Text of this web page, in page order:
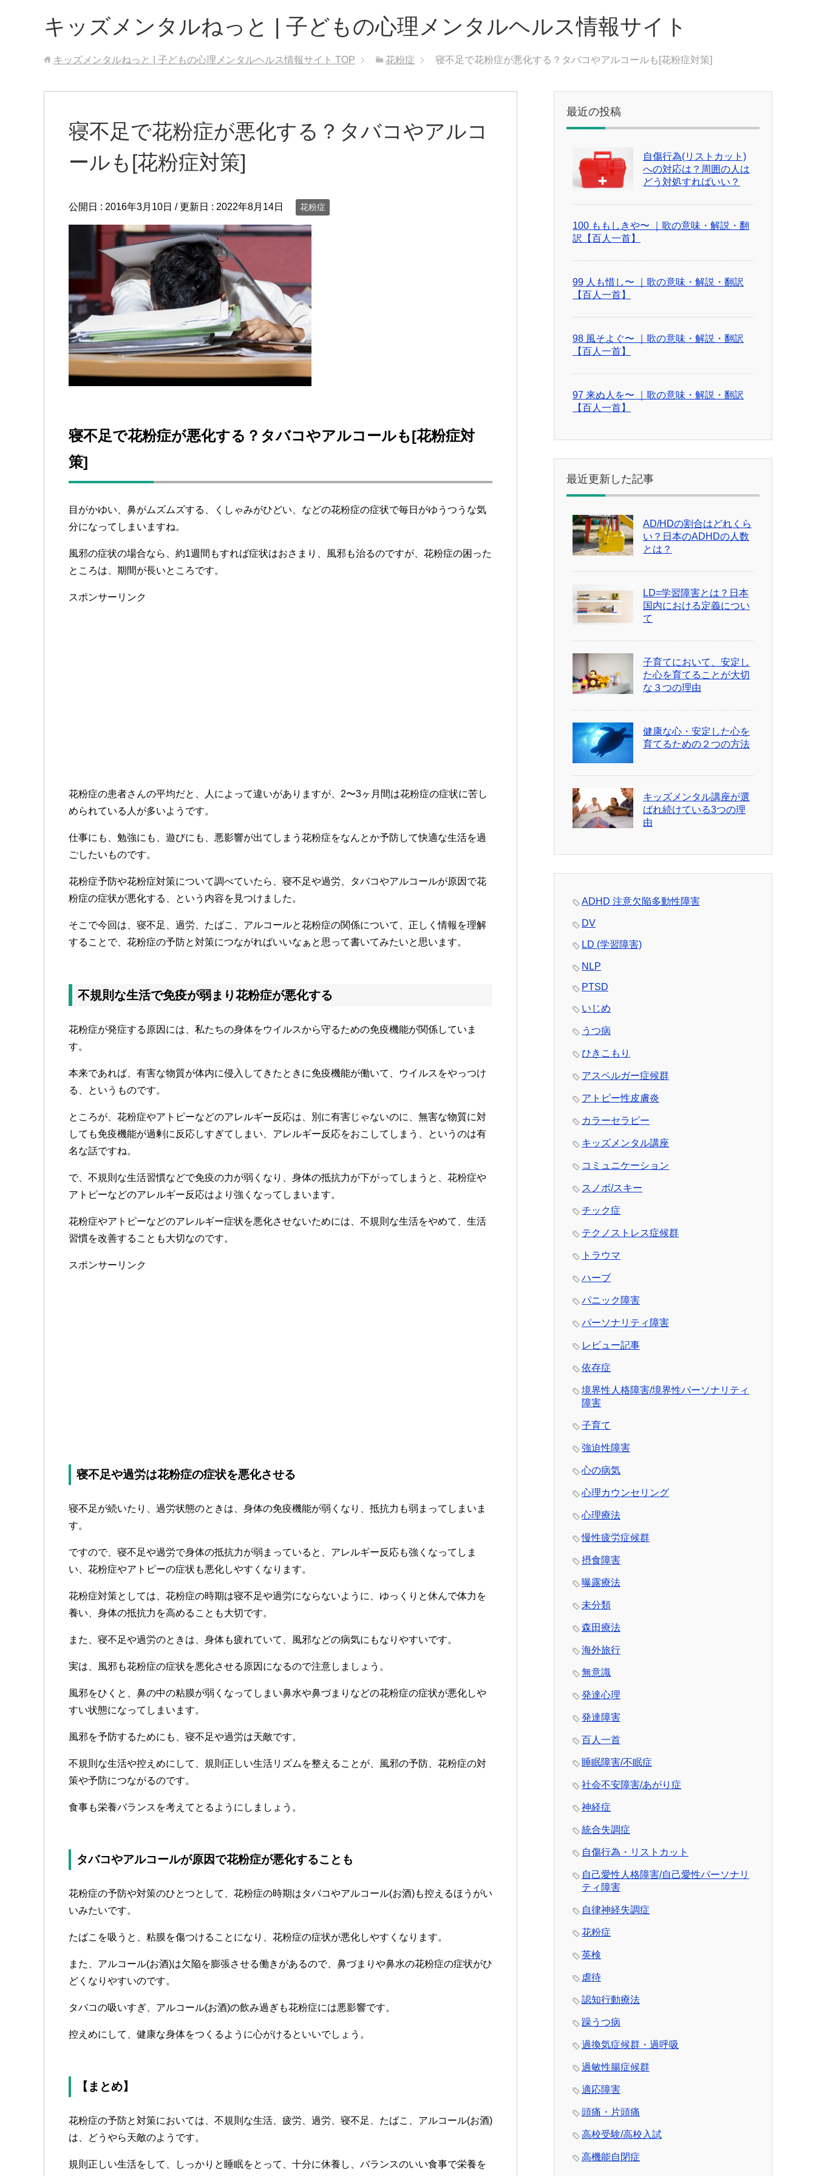
キッズメンタルねっと | 子どもの心理メンタルヘルス情報サイト
キッズメンタルねっと | 子どもの心理メンタルヘルス情報サイト TOP 花粉症 寝不足で花粉症が悪化する？タバコやアルコールも[花粉症対策]
寝不足で花粉症が悪化する？タバコやアルコ
ールも[花粉症対策]
公開日 : 2016年3月10日 / 更新日 : 2022年8月14日 花粉症
寝不足で花粉症が悪化する？タバコやアルコールも[花粉症対
策]
目がかゆい、鼻がムズムズする、くしゃみがひどい、などの花粉症の症状で毎日がゆうつうな気
分になってしまいますね。
風邪の症状の場合なら、約1週間もすれば症状はおさまり、風邪も治るのですが、花粉症の困った
ところは、期間が長いところです。
スポンサーリンク
花粉症の患者さんの平均だと、人によって違いがありますが、2〜3ヶ月間は花粉症の症状に苦し
められている人が多いようです。
仕事にも、勉強にも、遊びにも、悪影響が出てしまう花粉症をなんとか予防して快適な生活を過
ごしたいものです。
花粉症予防や花粉症対策について調べていたら、寝不足や過労、タバコやアルコールが原因で花
粉症の症状が悪化する、という内容を見つけました。
そこで今回は、寝不足、過労、たばこ、アルコールと花粉症の関係について、正しく情報を理解
することで、花粉症の予防と対策につながればいいなぁと思って書いてみたいと思います。
不規則な生活で免疫が弱まり花粉症が悪化する
花粉症が発症する原因には、私たちの身体をウイルスから守るための免疫機能が関係していま
す。
本来であれば、有害な物質が体内に侵入してきたときに免疫機能が働いて、ウイルスをやっつけ
る、というものです。
ところが、花粉症やアトピーなどのアレルギー反応は、別に有害じゃないのに、無害な物質に対
しても免疫機能が過剰に反応しすぎてしまい、アレルギー反応をおこしてしまう、というのは有
名な話ですね。
で、不規則な生活習慣などで免疫の力が弱くなり、身体の抵抗力が下がってしまうと、花粉症や
アトピーなどのアレルギー反応はより強くなってしまいます。
花粉症やアトピーなどのアレルギー症状を悪化させないためには、不規則な生活をやめて、生活
習慣を改善することも大切なのです。
スポンサーリンク
寝不足や過労は花粉症の症状を悪化させる
寝不足が続いたり、過労状態のときは、身体の免疫機能が弱くなり、抵抗力も弱まってしまいま
す。
ですので、寝不足や過労で身体の抵抗力が弱まっていると、アレルギー反応も強くなってしま
い、花粉症やアトピーの症状も悪化しやすくなります。
花粉症対策としては、花粉症の時期は寝不足や過労にならないように、ゆっくりと休んで体力を
養い、身体の抵抗力を高めることも大切です。
また、寝不足や過労のときは、身体も疲れていて、風邪などの病気にもなりやすいです。
実は、風邪も花粉症の症状を悪化させる原因になるので注意しましょう。
風邪をひくと、鼻の中の粘膜が弱くなってしまい鼻水や鼻づまりなどの花粉症の症状が悪化しや
すい状態になってしまいます。
風邪を予防するためにも、寝不足や過労は天敵です。
不規則な生活や控えめにして、規則正しい生活リズムを整えることが、風邪の予防、花粉症の対
策や予防につながるのです。
食事も栄養バランスを考えてとるようにしましょう。
タバコやアルコールが原因で花粉症が悪化することも
花粉症の予防や対策のひとつとして、花粉症の時期はタバコやアルコール(お酒)も控えるほうがい
いみたいです。
たばこを吸うと、粘膜を傷つけることになり、花粉症の症状が悪化しやすくなります。
また、アルコール(お酒)は欠陥を膨張させる働きがあるので、鼻づまりや鼻水の花粉症の症状がひ
どくなりやすいのです。
タバコの吸いすぎ、アルコール(お酒)の飲み過ぎも花粉症には悪影響です。
控えめにして、健康な身体をつくるように心がけるといいでしょう。
【まとめ】
花粉症の予防と対策においては、不規則な生活、疲労、過労、寝不足、たばこ、アルコール(お酒)
は、どうやら天敵のようです。
規則正しい生活をして、しっかりと睡眠をとって、十分に休養し、バランスのいい食事で栄養を
最近の投稿
自傷行為(リストカット)
への対応は？周囲の人は
どう対処すればいい？
100 ももしきや〜 ｜歌の意味・解説・翻
訳【百人一首】
99 人も惜し〜 ｜歌の意味・解説・翻訳
【百人一首】
98 風そよぐ〜 ｜歌の意味・解説・翻訳
【百人一首】
97 来ぬ人を〜 ｜歌の意味・解説・翻訳
【百人一首】
最近更新した記事
AD/HDの割合はどれくら
い？日本のADHDの人数
とは？
LD=学習障害とは？日本
国内における定義につい
て
子育てにおいて、安定し
た心を育てることが大切
な３つの理由
健康な心・安定した心を
育てるための２つの方法
キッズメンタル講座が選
ばれ続けている3つの理
由
ADHD 注意欠陥多動性障害
DV
LD (学習障害)
NLP
PTSD
いじめ
うつ病
ひきこもり
アスペルガー症候群
アトピー性皮膚炎
カラーセラピー
キッズメンタル講座
コミュニケーション
スノボ/スキー
チック症
テクノストレス症候群
トラウマ
ハーブ
パニック障害
パーソナリティ障害
レビュー記事
依存症
境界性人格障害/境界性パーソナリティ
障害
子育て
強迫性障害
心の病気
心理カウンセリング
心理療法
慢性疲労症候群
摂食障害
曝露療法
未分類
森田療法
海外旅行
無意識
発達心理
発達障害
百人一首
睡眠障害/不眠症
社会不安障害/あがり症
神経症
統合失調症
自傷行為・リストカット
自己愛性人格障害/自己愛性パーソナリ
ティ障害
自律神経失調症
花粉症
英検
虐待
認知行動療法
躁うつ病
過換気症候群・過呼吸
過敏性腸症候群
適応障害
頭痛・片頭痛
高校受験/高校入試
高機能自閉症